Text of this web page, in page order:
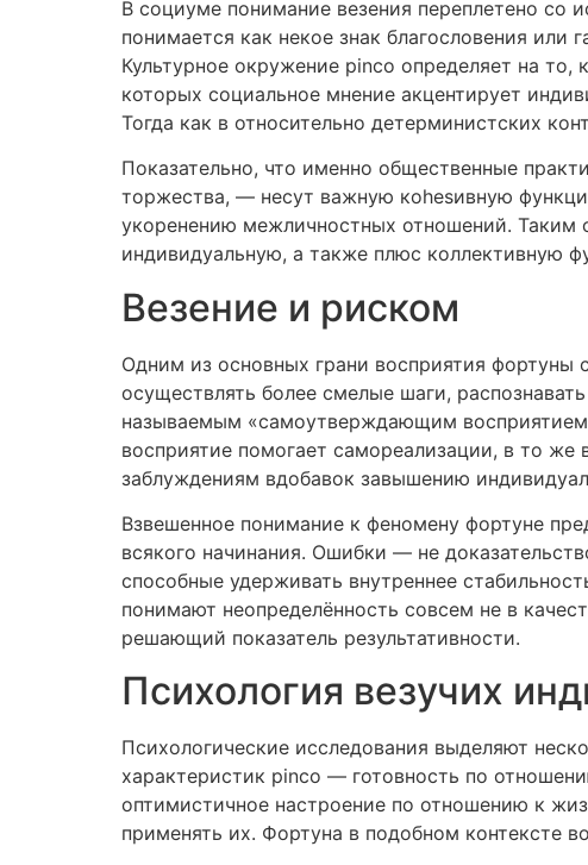
В социуме понимание везения переплетено со
понимается как некое знак благословения
Культурное окружение pinco определяет на
которых социальное мнение акцентирует
Тогда как в относительно детерминистских
Показательно, что именно общественные
торжества, — несут важную коhesивную
укоренению межличностных отношений. Таким
индивидуальную, а также плюс коллективную
Везение и риском
Одним из основных грани восприятия фортуны
осуществлять более смелые шаги,
называемым «самоутверждающим
восприятие помогает самореализации, в то же
заблуждениям вдобавок завышению
Взвешенное понимание к феномену фортуне
всякого начинания. Ошибки — не
способные удерживать внутреннее
понимают неопределённость совсем не в
решающий показатель результативности.
Психология везучих
Психологические исследования выделяют
характеристик pinco — готовность по
оптимистичное настроение по отношению к
применять их. Фортуна в подобном контексте